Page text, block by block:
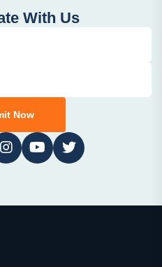
With Us
Now